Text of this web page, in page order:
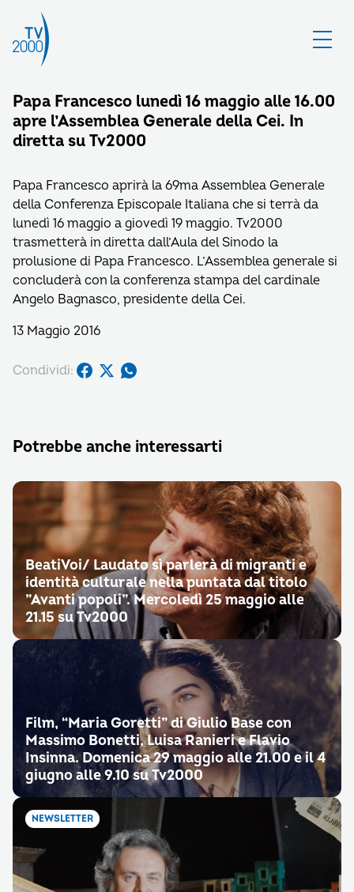
Papa Francesco lunedì 16 maggio alle 16.00
apre l’Assemblea Generale della Cei. In
diretta su Tv2000
Papa Francesco aprirà la 69ma Assemblea Generale
della Conferenza Episcopale Italiana che si terrà da
lunedì 16 maggio a giovedì 19 maggio. Tv2000
trasmetterà in diretta dall’Aula del Sinodo la
prolusione di Papa Francesco. L’Assemblea generale si
concluderà con la conferenza stampa del cardinale
Angelo Bagnasco, presidente della Cei.
13 Maggio 2016
Condividi:
Potrebbe anche interessarti
BeatiVoi/ Laudato sì parlerà di migranti e
identità culturale nella puntata dal titolo
”Avanti popoli”. Mercoledì 25 maggio alle
21.15 su Tv2000
Film, “Maria Goretti” di Giulio Base con
Massimo Bonetti, Luisa Ranieri e Flavio
Insinna. Domenica 29 maggio alle 21.00 e il 4
giugno alle 9.10 su Tv2000
NEWSLETTER